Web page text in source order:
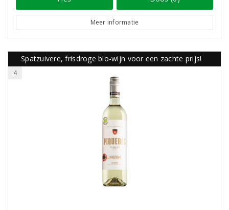
Meer informatie
Spatzuivere, frisdroge bio-wijn voor een zachte prijs!
4